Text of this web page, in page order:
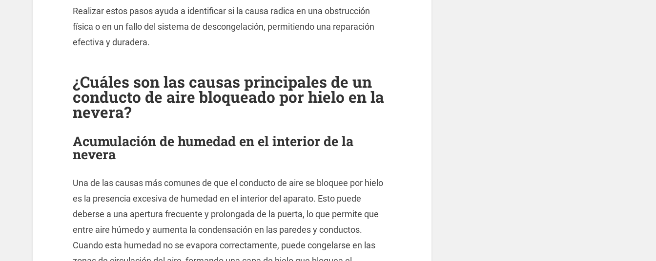
Realizar estos pasos ayuda a identificar si la causa radica en una obstrucción
física o en un fallo del sistema de descongelación, permitiendo una reparación
efectiva y duradera.
¿Cuáles son las causas principales de un
conducto de aire bloqueado por hielo en la
nevera?
Acumulación de humedad en el interior de la
nevera
Una de las causas más comunes de que el conducto de aire se bloquee por hielo
es la presencia excesiva de humedad en el interior del aparato. Esto puede
deberse a una apertura frecuente y prolongada de la puerta, lo que permite que
entre aire húmedo y aumenta la condensación en las paredes y conductos.
Cuando esta humedad no se evapora correctamente, puede congelarse en las